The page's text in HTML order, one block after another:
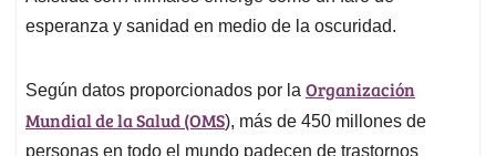
esperanza y sanidad en medio de la oscuridad.
Según datos proporcionados por la Organización
Mundial de la Salud (OMS), más de 450 millones de
personas en todo el mundo padecen de trastornos